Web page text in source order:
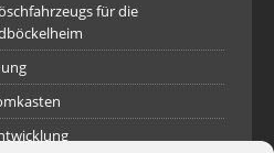
für die